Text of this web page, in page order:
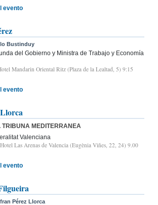
evento
Bustinduy
del Gobierno y Ministra de Trabajo y Economía
Mandarin Oriental Ritz (Plaza de la Lealtad, 5) 9:15
evento
TRIBUNA MEDITERRANEA
Valenciana
Las Arenas de Valencia (Eugènia Viñes, 22, 24) 9.00
evento
Pérez Llorca